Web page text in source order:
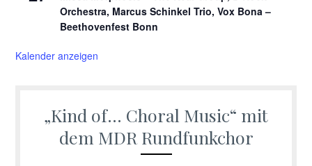
Orchestra, Marcus Schinkel Trio, Vox Bona –
Beethovenfest Bonn
Kalender anzeigen
„Kind of… Choral Music“ mit
dem MDR Rundfunkchor